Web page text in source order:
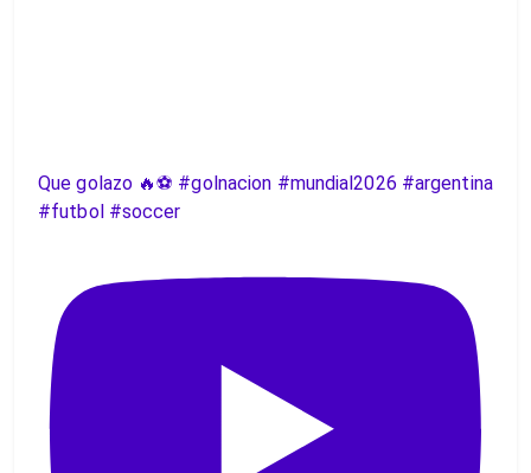
Que golazo 🔥⚽️ #golnacion #mundial2026 #argentina
#futbol #soccer